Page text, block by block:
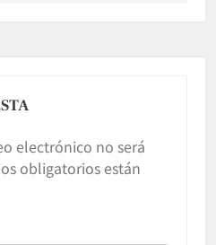
electrónico no será
obligatorios están